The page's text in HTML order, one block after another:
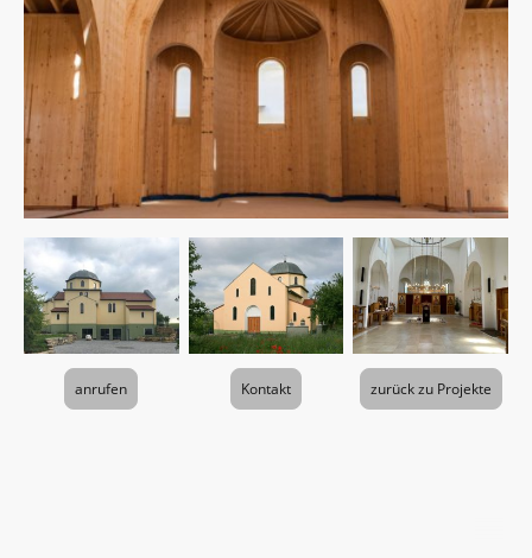
anrufen Kontakt zurück zu Projekte